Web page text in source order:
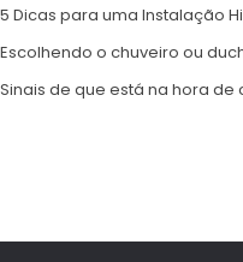
5 Dicas para uma Instalação
Escolhendo o chuveiro ou
Sinais de que está na hora